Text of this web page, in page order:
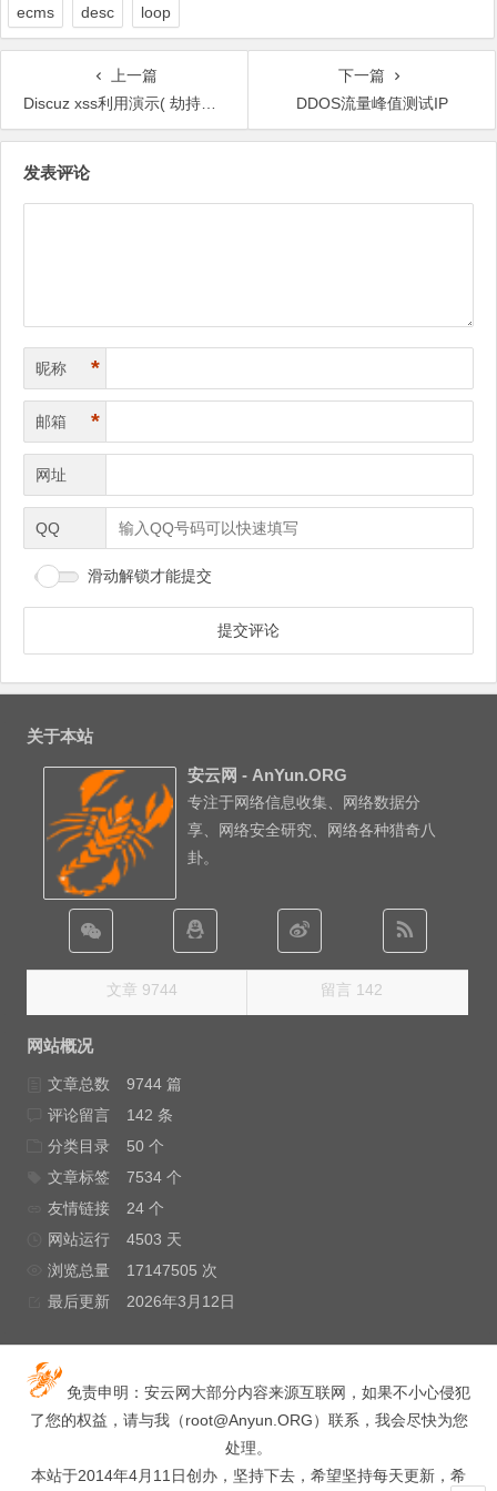
ecms desc loop
上一篇
Discuz xss利用演示( 劫持发帖,置顶帖子等)
下一篇
DDOS流量峰值测试IP
发表评论
昵称 *
邮箱 *
网址
QQ
滑动解锁才能提交
关于本站
安云网 - AnYun.ORG
专注于网络信息收集、网络数据分
享、网络安全研究、网络各种猎奇八
卦。
文章 9744 留言 142
网站概况
文章总数
9744 篇
评论留言
142 条
分类目录
50 个
文章标签
7534 个
友情链接
24 个
网站运行
4503 天
浏览总量
17147505 次
最后更新
2026年3月12日
免责申明：安云网大部分内容来源互联网，如果不小心侵犯
了您的权益，请与我（root@Anyun.ORG）联系，我会尽快为您
处理。
本站于2014年4月11日创办，坚持下去，希望坚持每天更新，希